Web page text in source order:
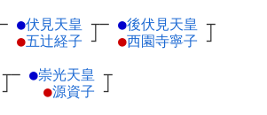
─ ●伏見天皇 ┬
●五辻経子 ┘
─ ●後伏見天皇 ┬
●西園寺寧子 ┘
┬
┘
─ ●崇光天皇 ┬
●源資子 ┘